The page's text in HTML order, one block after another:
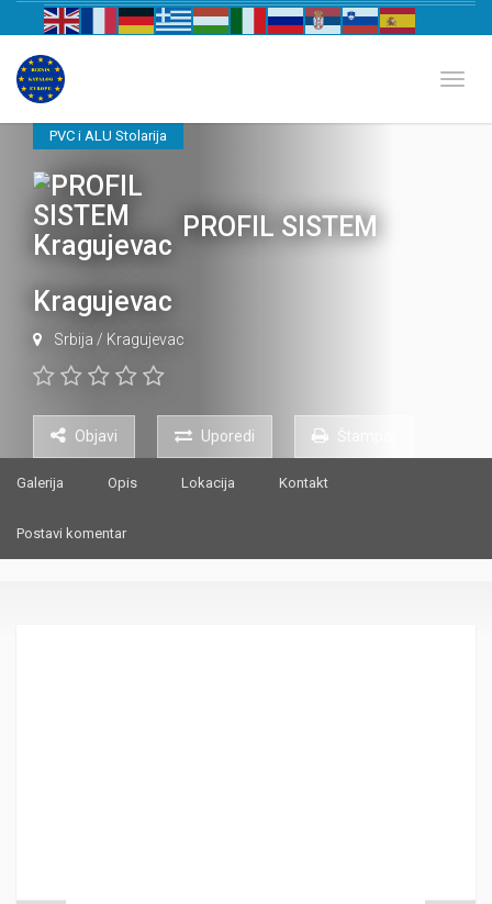
PVC i ALU Stolarija
PROFIL SISTEM
Kragujevac
Srbija / Kragujevac
Objavi Uporedi
Galerija Opis Lokacija Kontakt
Postavi komentar